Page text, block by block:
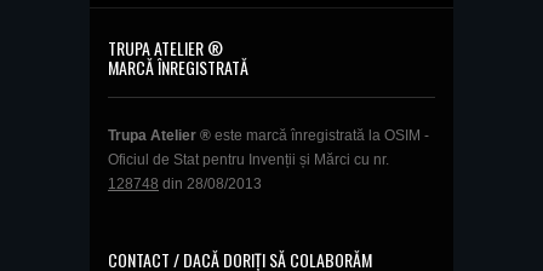
TRUPA ATELIER ®
MARCĂ ÎNREGISTRATĂ
Trupa Atelier ® este marcă înregistrată la OSIM -
Oficiul de Stat pentru Invenții și Mărci cu nr.
128748 din 28/08/2013
CONTACT / DACĂ DORIȚI SĂ COLABORĂM